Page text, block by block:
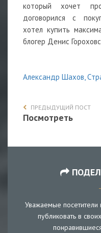
который хочет
договорился с
хотел купить
блогер Денис
Александр Шахов,
ПРЕДЫДУЩИЙ ПОСТ
Посмотреть
Уважаемые
публиковать в